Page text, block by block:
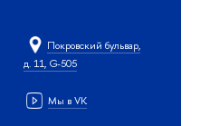
Покровский бульвар,
д. 11, G-505
Мы в VK